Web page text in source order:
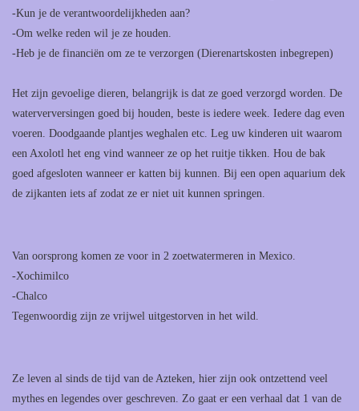
-Kun je de verantwoordelijkheden aan?
-Om welke reden wil je ze houden.
-Heb je de financiën om ze te verzorgen (Dierenartskosten inbegrepen)
Het zijn gevoelige dieren, belangrijk is dat ze goed verzorgd worden. De
waterverversingen goed bij houden, beste is iedere week. Iedere dag even
voeren. Doodgaande plantjes weghalen etc. Leg uw kinderen uit waarom
een Axolotl het eng vind wanneer ze op het ruitje tikken. Hou de bak
goed afgesloten wanneer er katten bij kunnen. Bij een open aquarium dek
de zijkanten iets af zodat ze er niet uit kunnen springen.
Van oorsprong komen ze voor in 2 zoetwatermeren in Mexico.
-Xochimilco
-Chalco
Tegenwoordig zijn ze vrijwel uitgestorven in het wild.
Ze leven al sinds de tijd van de Azteken, hier zijn ook ontzettend veel
mythes en legendes over geschreven. Zo gaat er een verhaal dat 1 van de